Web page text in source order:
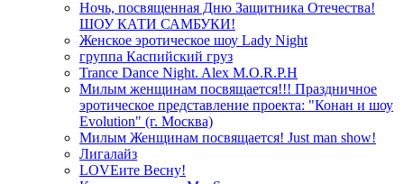
Ночь, посвященная Дню Защитника Отечества!
ШОУ КАТИ САМБУКИ!
Женское эротическое шоу Lady Night
группа Каспийский груз
Trance Dance Night. Alex M.O.R.P.H
Милым женщинам посвящается!!! Праздничное
эротическое представление проекта: "Конан и шоу
Evolution" (г. Москва)
Милым Женщинам посвящается! Just man show!
Лигалайз
LOVEите Весну!